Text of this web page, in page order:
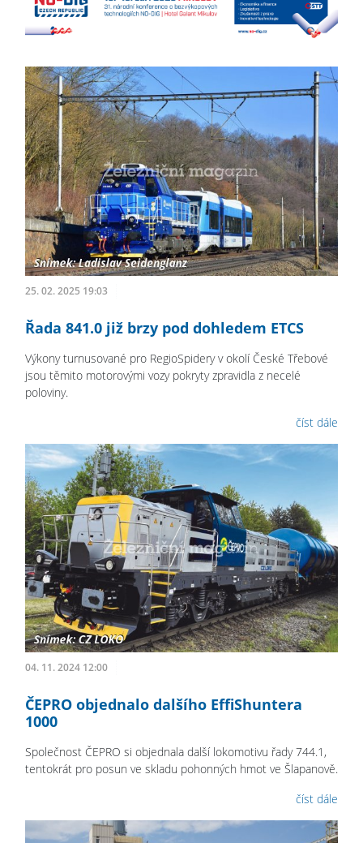
25. 02. 2025 19:03
Řada 841.0 již brzy pod dohledem ETCS
Výkony turnusované pro RegioSpidery v okolí České Třebové
jsou těmito motorovými vozy pokryty zpravidla z necelé
poloviny.
číst dále
04. 11. 2024 12:00
ČEPRO objednalo dalšího EffiShuntera
1000
Společnost ČEPRO si objednala další lokomotivu řady 744.1,
tentokrát pro posun ve skladu pohonných hmot ve Šlapanově.
číst dále